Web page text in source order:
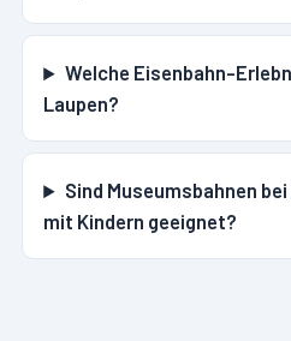
Welche Eisenbahn-
Laupen?
Sind Museumsbahnen
mit Kindern geeignet?